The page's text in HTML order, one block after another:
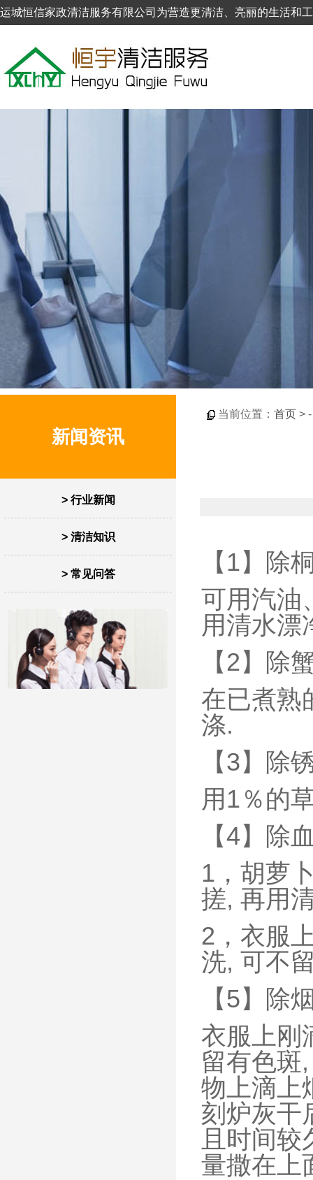
运城恒信家政清洁服务有限公司为营造更清洁、亮丽的生活和
新闻资讯
> 行业新闻
> 清洁知识
> 常见问答
当前位置： 首页 >
【1】除
可用汽油
用清水漂
【2】除
在已煮熟
涤.
【3】除
用1％的
【4】除
1，胡萝
搓, 再用
2，衣服
洗, 可不
【5】除
衣服上刚
留有色斑
物上滴上
刻炉灰干
且时间较
量撒在上